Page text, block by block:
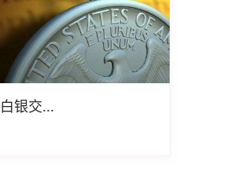
银交...